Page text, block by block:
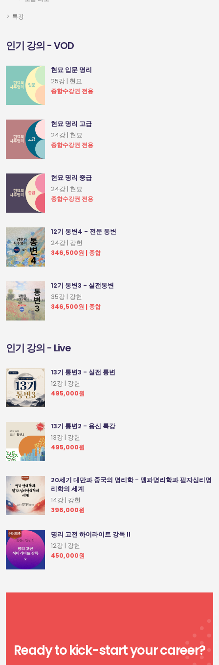
특강
인기 강의 - VOD
현묘 입문 명리
25강 | 현묘
종합수강권 전용
현묘 명리 고급
24강 | 현묘
종합수강권 전용
현묘 명리 중급
24강 | 현묘
종합수강권 전용
12기 통변4 - 전문 통변
24강 | 강헌
346,500원 | 종합
12기 통변3 - 실전통변
35강 | 강헌
346,500원 | 종합
인기 강의 - Live
13기 통변3 - 실전 통변
12강 | 강헌
495,000원
13기 통변2 - 용신 특강
13강 | 강헌
495,000원
20세기 대만과 중국의 명리학 - 맹파명리학과 팔자심리명
리학의 세계
14강 | 강헌
396,000원
명리 고전 하이라이트 강독 II
12강 | 강헌
450,000원
Ready to kick-start your career?